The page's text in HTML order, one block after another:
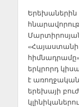
Երեխաներին
«Հայաստանի
երկրորդ
է առողջական
երեխայի